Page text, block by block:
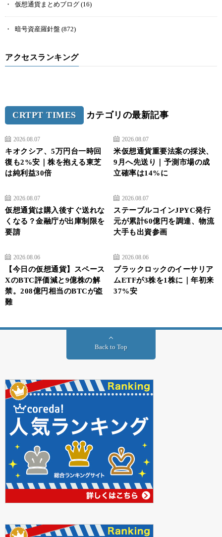
仮想通貨まとめブログ (16)
暗号資産羅針盤 (872)
アクセスランキング
CRTPT TIMES カテゴリの最新記事
2026.08.07
キオクシア、5万円台一時回
復も2%安｜株を抱える東芝
は純利益30倍
2026.08.07
米仮想通貨重要法案の採決、
9月へ先送り｜予測市場の成
立確率は14%に
2026.08.07
仮想通貨は購入後すぐ送れな
くなる？金融庁が出庫制限を
要請
2026.08.07
ステーブルコインJPYC発行
元が累計60億円を調達、物流
大手も出資参画
2026.08.06
【今日の仮想通貨】スペース
XのBTC評価減と9億株の解
禁。208億円相当のBTCが盗
難
2026.08.06
ブラックロックのイーサリア
ムETFが3株を1株に｜年初来
37%安
Back to Top